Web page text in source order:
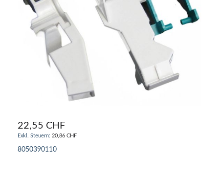
22,55 CHF
20,86 CHF
8050390110